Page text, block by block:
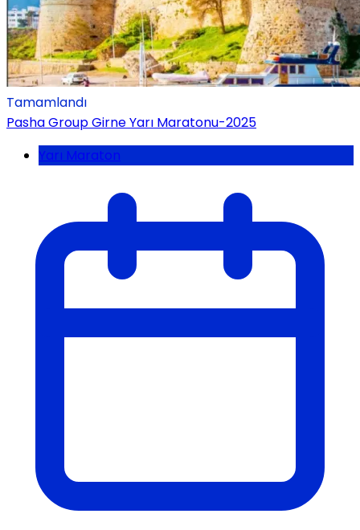
Tamamlandı
Pasha Group Girne Yarı Maratonu-2025
Yarı Maraton